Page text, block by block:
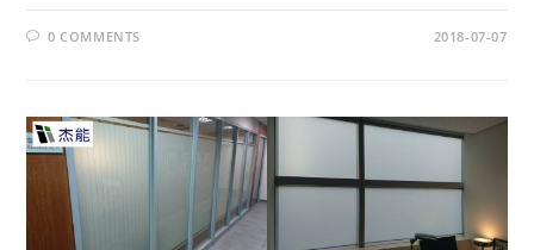
0 COMMENTS 2018-07-07